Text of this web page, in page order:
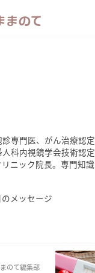
専門医、がん治療認定
科内視鏡学会技術認定
ニック院長。専門知識
メッセージ
のて編集部